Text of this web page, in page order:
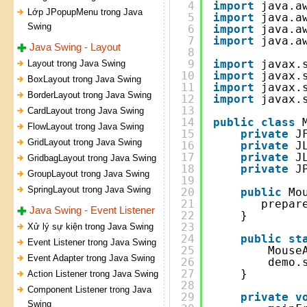
Lớp JPopupMenu trong Java
Swing
Java Swing - Layout
Layout trong Java Swing
BoxLayout trong Java Swing
BorderLayout trong Java Swing
CardLayout trong Java Swing
FlowLayout trong Java Swing
GridLayout trong Java Swing
GridbagLayout trong Java Swing
GroupLayout trong Java Swing
SpringLayout trong Java Swing
Java Swing - Event Listener
Xử lý sự kiện trong Java Swing
Event Listener trong Java Swing
Event Adapter trong Java Swing
Action Listener trong Java Swing
Component Listener trong Java
Swing
4
5
6
7
8
9
10
11
12
13
14
15
16
17
18
19
20
21
22
23
24
25
26
27
28
29
import
import
import
import
import
import
import
import
public
class
private
private
private
private
public
}
public
}
private